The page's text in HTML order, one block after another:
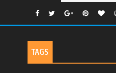
TAGS